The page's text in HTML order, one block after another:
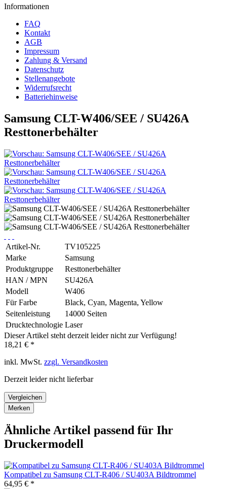
Informationen
FAQ
Kontakt
AGB
Impressum
Zahlung & Versand
Datenschutz
Stellenangebote
Widerrufsrecht
Batteriehinweise
Samsung CLT-W406/SEE / SU426A
Resttonerbehälter
Artikel-Nr.
TV105225
Marke
Samsung
Produktgruppe
Resttonerbehälter
HAN / MPN
SU426A
Modell
W406
Für Farbe
Black, Cyan, Magenta, Yellow
Seitenleistung
14000 Seiten
Drucktechnologie Laser
Dieser Artikel steht derzeit leider nicht zur Verfügung!
18,21 € *
inkl. MwSt. zzgl. Versandkosten
Derzeit leider nicht lieferbar
Vergleichen
Merken
Ähnliche Artikel passend für Ihr
Druckermodell
Kompatibel zu Samsung CLT-R406 / SU403A Bildtrommel
64,95 € *